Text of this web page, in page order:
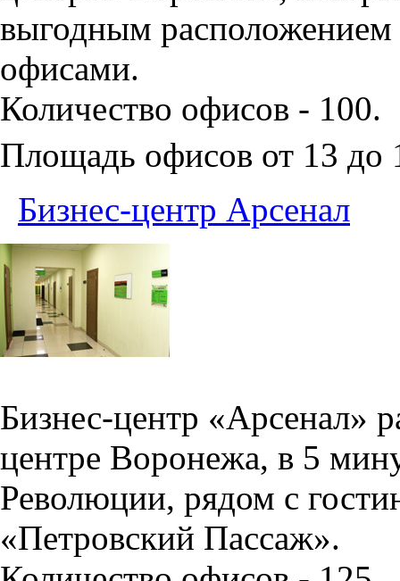
выгодным
офисами.
Количество офисов - 100.
Площадь офисов от 13 до
Бизнес-центр Арсенал
Бизнес-центр «Арсенал»
центре Воронежа, в 5
Революции, рядом с
«Петровский Пассаж».